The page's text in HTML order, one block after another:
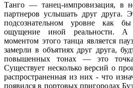
Танго — танец-импровизация, в
партнеров услышать друг друга.
подсознательном уровне как
ощущение иной реальности. А
моментом этого танца является
замерли в объятиях друг друга,
повышенных тонах — это
Существует несколько версий о
распространенная из них - что
появился в портовых пригородах